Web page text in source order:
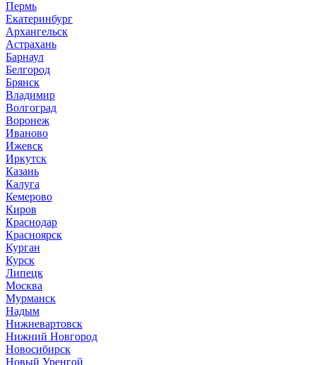
Пермь
Екатеринбург
Архангельск
Астрахань
Барнаул
Белгород
Брянск
Владимир
Волгоград
Воронеж
Иваново
Ижевск
Иркутск
Казань
Калуга
Кемерово
Киров
Краснодар
Красноярск
Курган
Курск
Липецк
Москва
Мурманск
Надым
Нижневартовск
Нижний Новгород
Новосибирск
Новый Уренгой